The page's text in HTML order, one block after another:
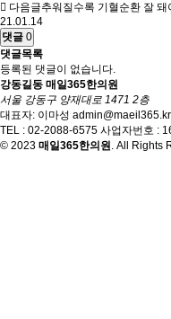
다음글추워질수록 기혈순환 잘
21.01.14
댓글 0
댓글목록
등록된 댓글이 없습니다.
강동길동 매일365한의원
서울 강동구 양재대로 1471 2층
대표자: 이마성 admin@maeil365.kr
TEL : 02-2088-6575 사업자번호 :
© 2023 매일365한의원. All Rights